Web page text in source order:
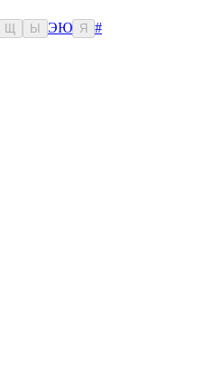
Ы ЭЮ Я
#